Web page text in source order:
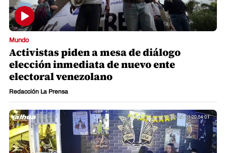
Mundo
Activistas piden a mesa de diálogo
elección inmediata de nuevo ente
electoral venezolano
Redacción La Prensa